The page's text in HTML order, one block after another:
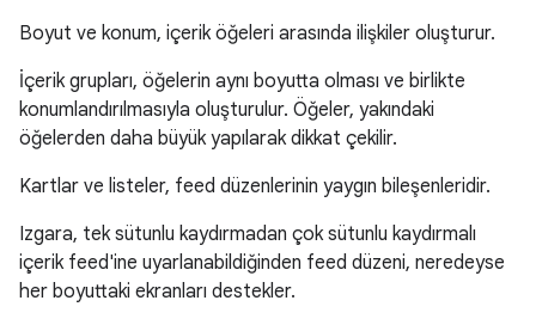
Boyut ve konum, içerik öğeleri arasında ilişkiler oluşturur.
İçerik grupları, öğelerin aynı boyutta olması ve birlikte
konumlandırılmasıyla oluşturulur. Öğeler, yakındaki
öğelerden daha büyük yapılarak dikkat çekilir.
Kartlar ve listeler, feed düzenlerinin yaygın bileşenleridir.
Izgara, tek sütunlu kaydırmadan çok sütunlu kaydırmalı
içerik feed'ine uyarlanabildiğinden feed düzeni, neredeyse
her boyuttaki ekranları destekler.